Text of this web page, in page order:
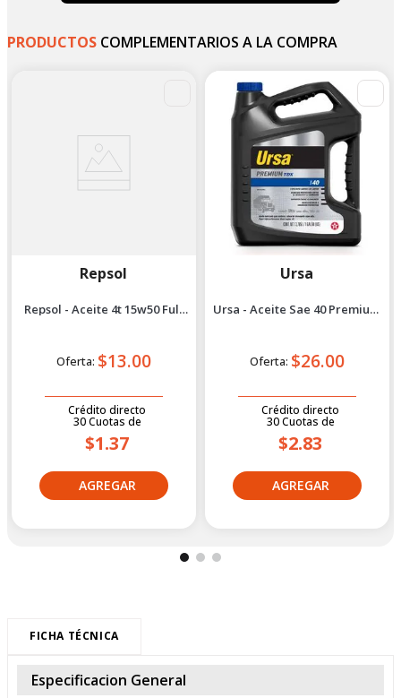
PRODUCTOS COMPLEMENTARIOS A LA COMPRA
Repsol
Repsol - Aceite 4t 15w50 Full
Oferta: $13.00
Crédito directo
30Cuotas de
$1.37
Ursa
Ursa - Aceite Sae 40 Premium
Oferta: $26.00
Crédito directo
30Cuotas de
$2.83
FICHA TÉCNICA
Especificacion General